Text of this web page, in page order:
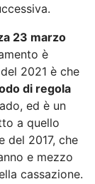
23 marzo
è
2021 è che
di regola
ed è un
a quello
del 2017, che
e mezzo
cassazione.